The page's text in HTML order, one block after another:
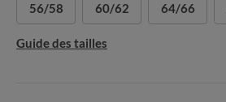
56/58 60/62 64/66
Guide des tailles